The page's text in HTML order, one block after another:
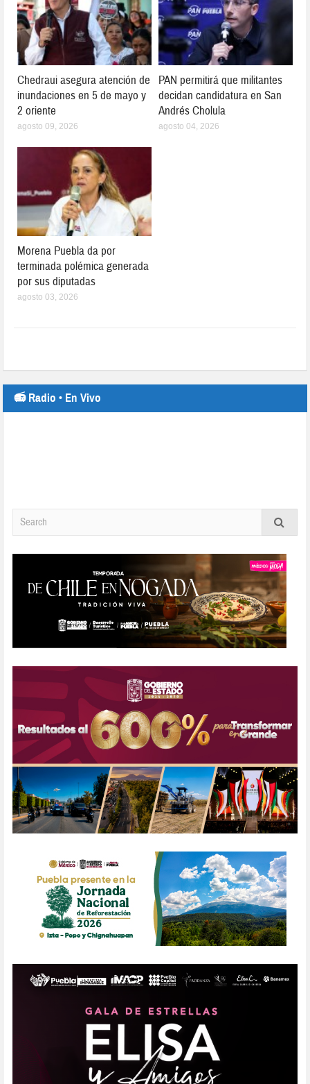
Chedraui asegura atención de
inundaciones en 5 de mayo y
2 oriente
agosto 09, 2026
PAN permitirá que militantes
decidan candidatura en San
Andrés Cholula
agosto 04, 2026
Morena Puebla da por
terminada polémica generada
por sus diputadas
agosto 03, 2026
📻 Radio • En Vivo